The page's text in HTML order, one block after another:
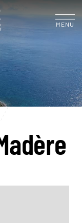
MENU